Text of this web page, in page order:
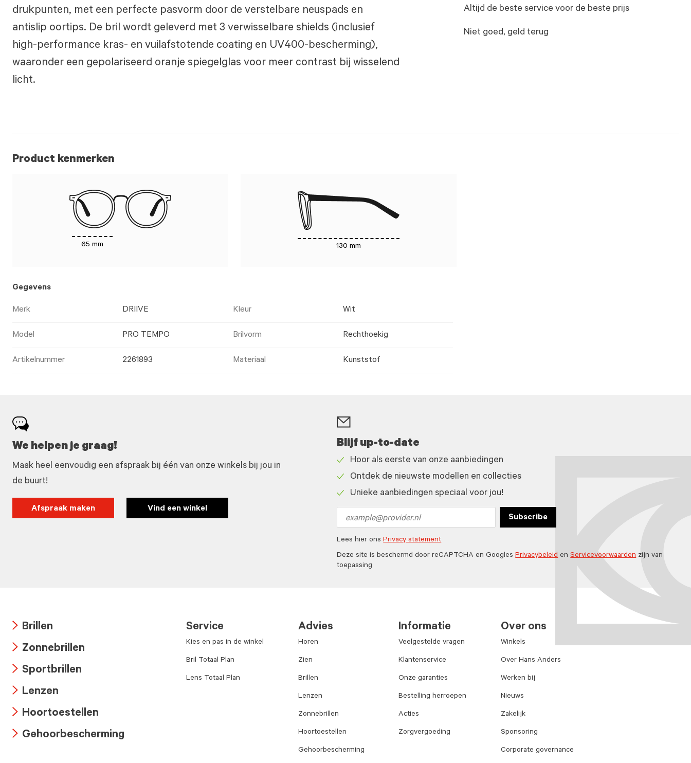
drukpunten, met een perfecte pasvorm door de verstelbare neuspads en
antislip oortips. De bril wordt geleverd met 3 verwisselbare shields (inclusief
high-performance kras- en vuilafstotende coating en UV400-bescherming),
waaronder een gepolariseerd oranje spiegelglas voor meer contrast bij wisselend
licht.​
Altijd de beste service voor de beste prijs
Niet goed, geld terug
Product kenmerken
65 mm 130 mm
Gegevens
Merk DRIIVE Kleur Wit
Model PRO TEMPO Brilvorm Rechthoekig
Artikelnummer 2261893 Materiaal Kunststof
We helpen je graag!
Maak heel eenvoudig een afspraak bij één van onze winkels bij jou in
de buurt!
Afspraak maken Vind een winkel
Blijf up-to-date
icon
Hoor als eerste van onze aanbiedingen
icon
Ontdek de nieuwste modellen en collecties
Unieke aanbiedingen speciaal voor jou!
address
Subscribe
Lees hier onsPrivacy statement
Deze site is beschermd door reCAPTCHA en GooglesPrivacybeleidenServicevoorwaardenzijn van
toepassing
icon
Brillen
icon
Zonnebrillen
icon
Sportbrillen
icon
Lenzen
icon
Hoortoestellen
Gehoorbescherming
Service
Kies en pas in de winkel
Bril Totaal Plan
Lens Totaal Plan
Advies
Horen
Zien
Brillen
Lenzen
Zonnebrillen
Hoortoestellen
Gehoorbescherming
Informatie
Veelgestelde vragen
Klantenservice
Onze garanties
Bestelling herroepen
Acties
Zorgvergoeding
Over ons
Winkels
Over Hans Anders
Werken bij
Nieuws
Zakelijk
Sponsoring
Corporate governance